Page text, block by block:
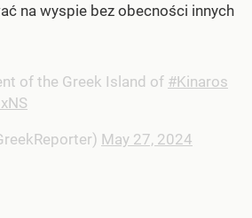
na wyspie bez obecności innych
of the Greek Island of #Kinaros
May 27, 2024